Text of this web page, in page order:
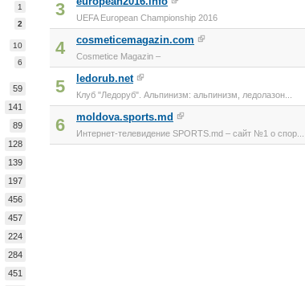
1
2
10
6
59
141
89
128
139
197
456
457
224
284
451
3 UEFA European Championship 2016
4 cosmeticemagazin.com
Cosmetice Magazin –
5 ledorub.net
Клуб "Ледоруб". Альпинизм: альпинизм, ледолазон...
6 moldova.sports.md
Интернет-телевидение SPORTS.md – сайт №1 о спор...